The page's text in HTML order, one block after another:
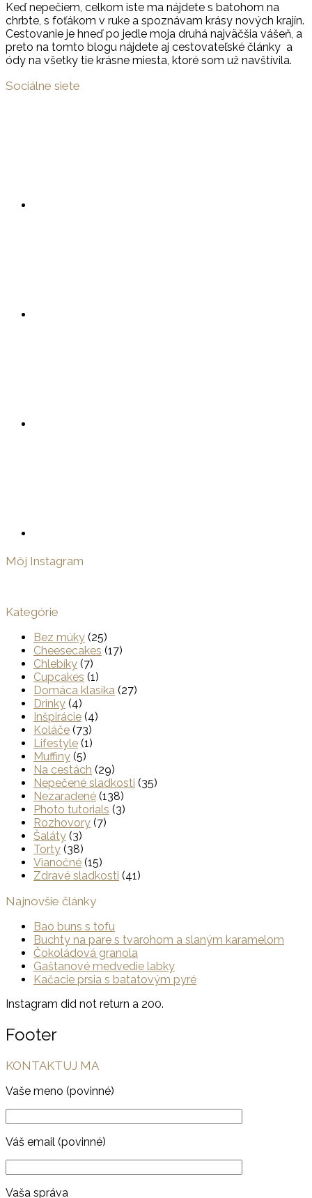
Keď nepečiem, celkom iste ma nájdete s batohom na
chrbte, s foťákom v ruke a spoznávam krásy nových krajín.
Cestovanie je hneď po jedle moja druhá najväčšia vášeň, a
preto na tomto blogu nájdete aj cestovateľské články a
ódy na všetky tie krásne miesta, ktoré som už navštívila.
Sociálne siete
Môj Instagram
Kategórie
Bez múky (25)
Cheesecakes (17)
Chlebíky (7)
Cupcakes (1)
Domáca klasika (27)
Drinky (4)
Inšpirácie (4)
Koláče (73)
Lifestyle (1)
Muffiny (5)
Na cestách (29)
Nepečené sladkosti (35)
Nezaradené (138)
Photo tutorials (3)
Rozhovory (7)
Šaláty (3)
Torty (38)
Vianočné (15)
Zdravé sladkosti (41)
Najnovšie články
Bao buns s tofu
Buchty na pare s tvarohom a slaným karamelom
Čokoládová granola
Gaštanové medvedie labky
Kačacie prsia s batatovým pyré
Instagram did not return a 200.
Footer
KONTAKTUJ MA
Vaše meno (povinné)
Váš email (povinné)
Vaša správa